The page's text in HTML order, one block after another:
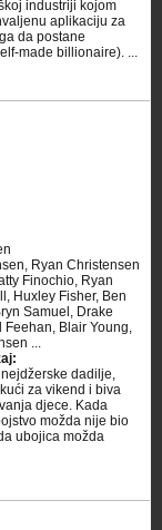
industriji kojom
aplikaciju za
da postane
made billionaire). ...
Ryan Christensen
Finochio, Ryan
Huxley Fisher, Ben
Samuel, Drake
Feehan, Blair Young,
...
dadilje,
za vikend i biva
djece. Kada
možda nije bio
ubojica možda